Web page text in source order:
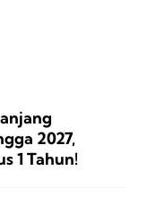
2027,
1 Tahun!